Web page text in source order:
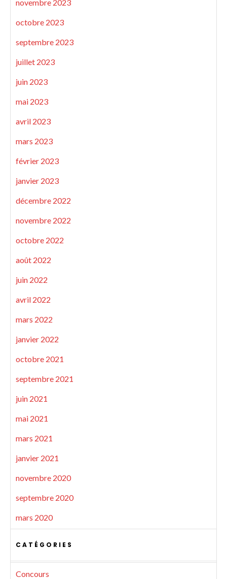
novembre 2023
octobre 2023
septembre 2023
juillet 2023
juin 2023
mai 2023
avril 2023
mars 2023
février 2023
janvier 2023
décembre 2022
novembre 2022
octobre 2022
août 2022
juin 2022
avril 2022
mars 2022
janvier 2022
octobre 2021
septembre 2021
juin 2021
mai 2021
mars 2021
janvier 2021
novembre 2020
septembre 2020
mars 2020
CATÉGORIES
Concours